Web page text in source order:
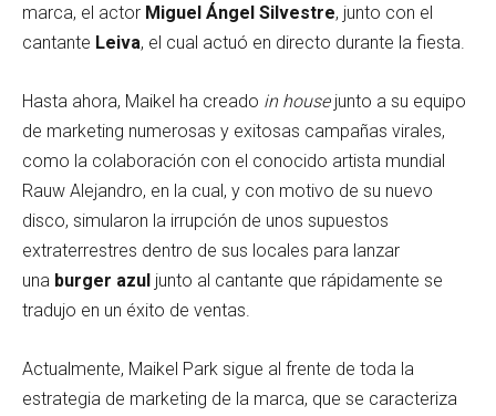
marca, el actor Miguel Ángel Silvestre, junto con el
cantante Leiva, el cual actuó en directo durante la fiesta.
Hasta ahora, Maikel ha creado in housejunto a su equipo
de marketing numerosas y exitosas campañas virales,
como la colaboración con el conocido artista mundial
Rauw Alejandro, en la cual, y con motivo de su nuevo
disco, simularon la irrupción de unos supuestos
extraterrestres dentro de sus locales para lanzar
una burger azul junto al cantante que rápidamente se
tradujo en un éxito de ventas.
Actualmente, Maikel Park sigue al frente de toda la
estrategia de marketing de la marca, que se caracteriza